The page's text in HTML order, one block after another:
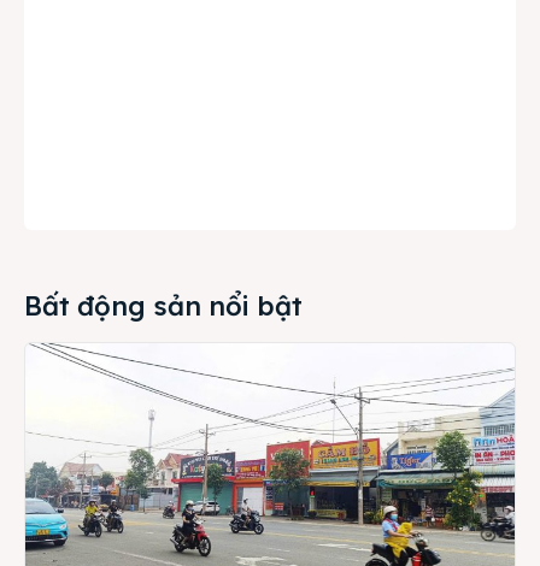
Bất động sản nổi bật